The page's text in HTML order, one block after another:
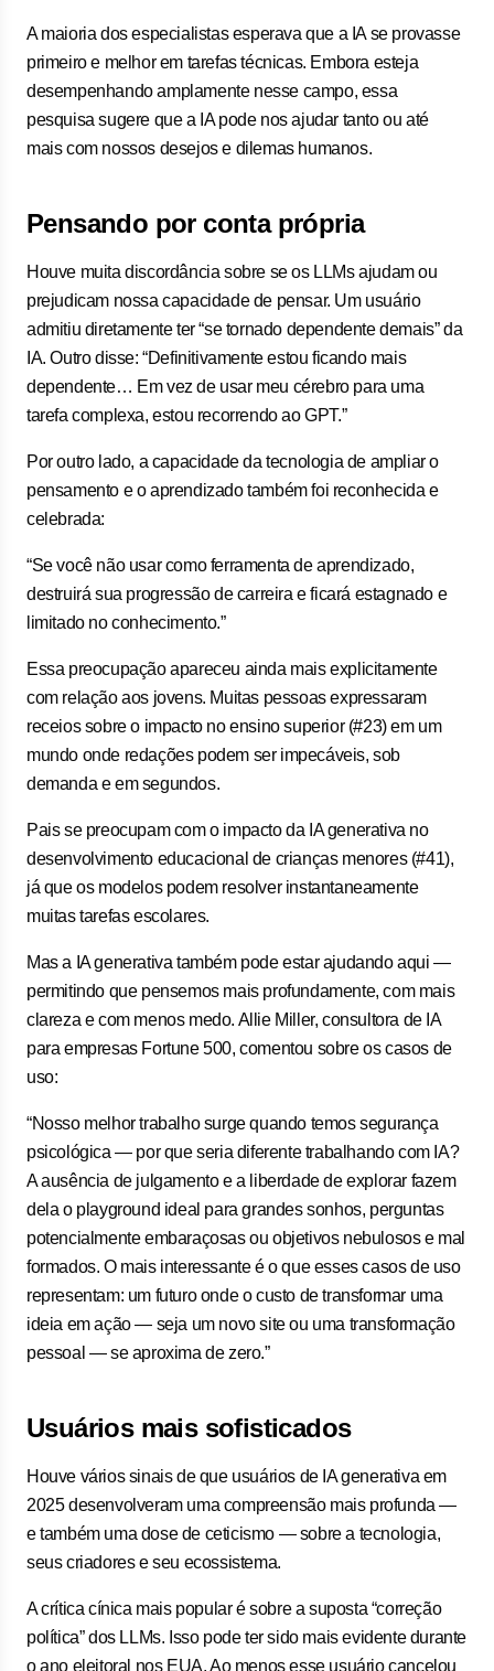
A maioria dos especialistas esperava que a IA se provasse
primeiro e melhor em tarefas técnicas. Embora esteja
desempenhando amplamente nesse campo, essa
pesquisa sugere que a IA pode nos ajudar tanto ou até
mais com nossos desejos e dilemas humanos.
Pensando por conta própria
Houve muita discordância sobre se os LLMs ajudam ou
prejudicam nossa capacidade de pensar. Um usuário
admitiu diretamente ter “se tornado dependente demais” da
IA. Outro disse: “Definitivamente estou ficando mais
dependente… Em vez de usar meu cérebro para uma
tarefa complexa, estou recorrendo ao GPT.”
Por outro lado, a capacidade da tecnologia de ampliar o
pensamento e o aprendizado também foi reconhecida e
celebrada:
“Se você não usar como ferramenta de aprendizado,
destruirá sua progressão de carreira e ficará estagnado e
limitado no conhecimento.”
Essa preocupação apareceu ainda mais explicitamente
com relação aos jovens. Muitas pessoas expressaram
receios sobre o impacto no ensino superior (#23) em um
mundo onde redações podem ser impecáveis, sob
demanda e em segundos.
Pais se preocupam com o impacto da IA generativa no
desenvolvimento educacional de crianças menores (#41),
já que os modelos podem resolver instantaneamente
muitas tarefas escolares.
Mas a IA generativa também pode estar ajudando aqui —
permitindo que pensemos mais profundamente, com mais
clareza e com menos medo. Allie Miller, consultora de IA
para empresas Fortune 500, comentou sobre os casos de
uso:
“Nosso melhor trabalho surge quando temos segurança
psicológica — por que seria diferente trabalhando com IA?
A ausência de julgamento e a liberdade de explorar fazem
dela o playground ideal para grandes sonhos, perguntas
potencialmente embaraçosas ou objetivos nebulosos e mal
formados. O mais interessante é o que esses casos de uso
representam: um futuro onde o custo de transformar uma
ideia em ação — seja um novo site ou uma transformação
pessoal — se aproxima de zero.”
Usuários mais sofisticados
Houve vários sinais de que usuários de IA generativa em
2025 desenvolveram uma compreensão mais profunda —
e também uma dose de ceticismo — sobre a tecnologia,
seus criadores e seu ecossistema.
A crítica cínica mais popular é sobre a suposta “correção
política” dos LLMs. Isso pode ter sido mais evidente durante
o ano eleitoral nos EUA. Ao menos esse usuário cancelou